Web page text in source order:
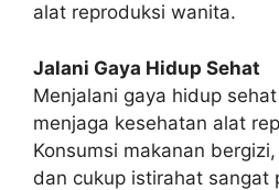
alat reproduksi wanita.
Jalani Gaya Hidup Sehat
Menjalani gaya hidup
menjaga kesehatan alat
Konsumsi makanan
dan cukup istirahat sangat